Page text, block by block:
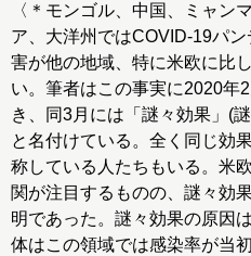
〈＊モンゴル、中国、ミャン
ア、大洋州ではCOVID-19パ
害が他の地域、特に米欧に比
い。筆者はこの事実に2020年
き、同3月には「謎々効果」(
と名付けている。全く同じ効
称している人たちもいる。米
関が注目するものの、謎々効
明であった。謎々効果の原因
体はこの領域では感染率が当